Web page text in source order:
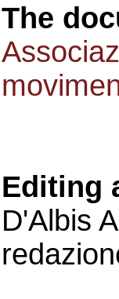
The
Editing
D'Albis